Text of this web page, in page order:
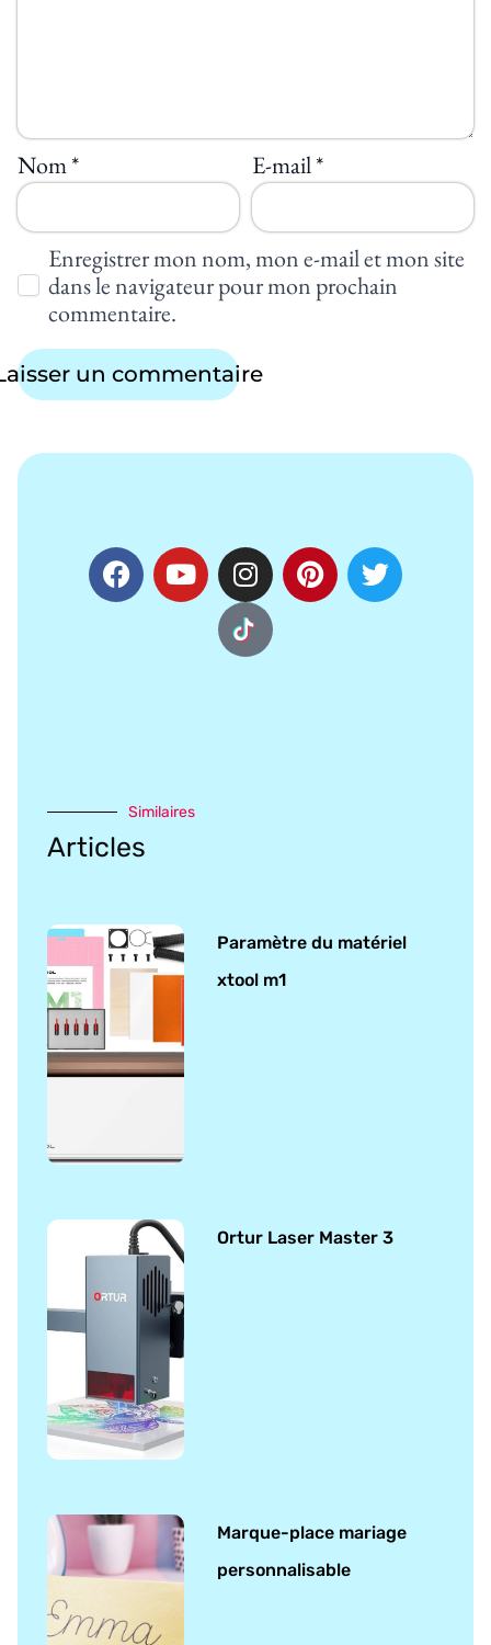
Nom* E-mail*
Enregistrer mon nom, mon e-mail et mon site
dans le navigateur pour mon prochain
commentaire.
Similaires
Articles
Paramètre du matériel
xtool m1
Ortur Laser Master 3
Marque-place mariage
personnalisable